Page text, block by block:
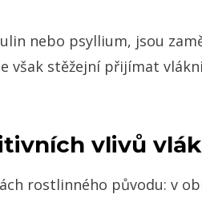
nebo psyllium, jsou
však stěžejní přijímat
vlivů
rostlinného původu: v